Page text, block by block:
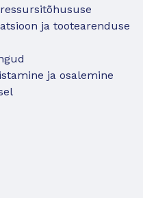
ja tootearenduse
ja osalemine